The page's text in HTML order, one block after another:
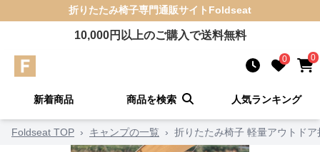
折りたたみ椅子専門通販サイト Foldseat
10,000円以上のご購入で送料無料
0 0
新着商品 商品を検索 人気ランキング
Foldseat TOP › キャンプの一覧 › 折りたたみ椅子 軽量アウトド